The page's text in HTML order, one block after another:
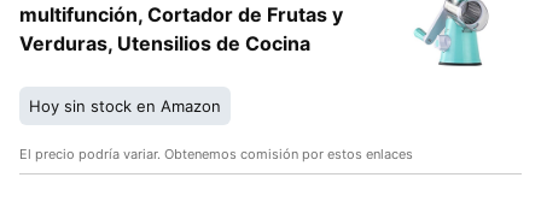
multifunción, Cortador de Frutas y
Verduras, Utensilios de Cocina
Hoy sin stock en Amazon
El precio podría variar. Obtenemos comisión por estos enlaces